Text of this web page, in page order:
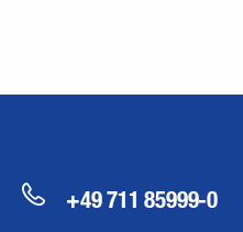
+49 711 85999-0